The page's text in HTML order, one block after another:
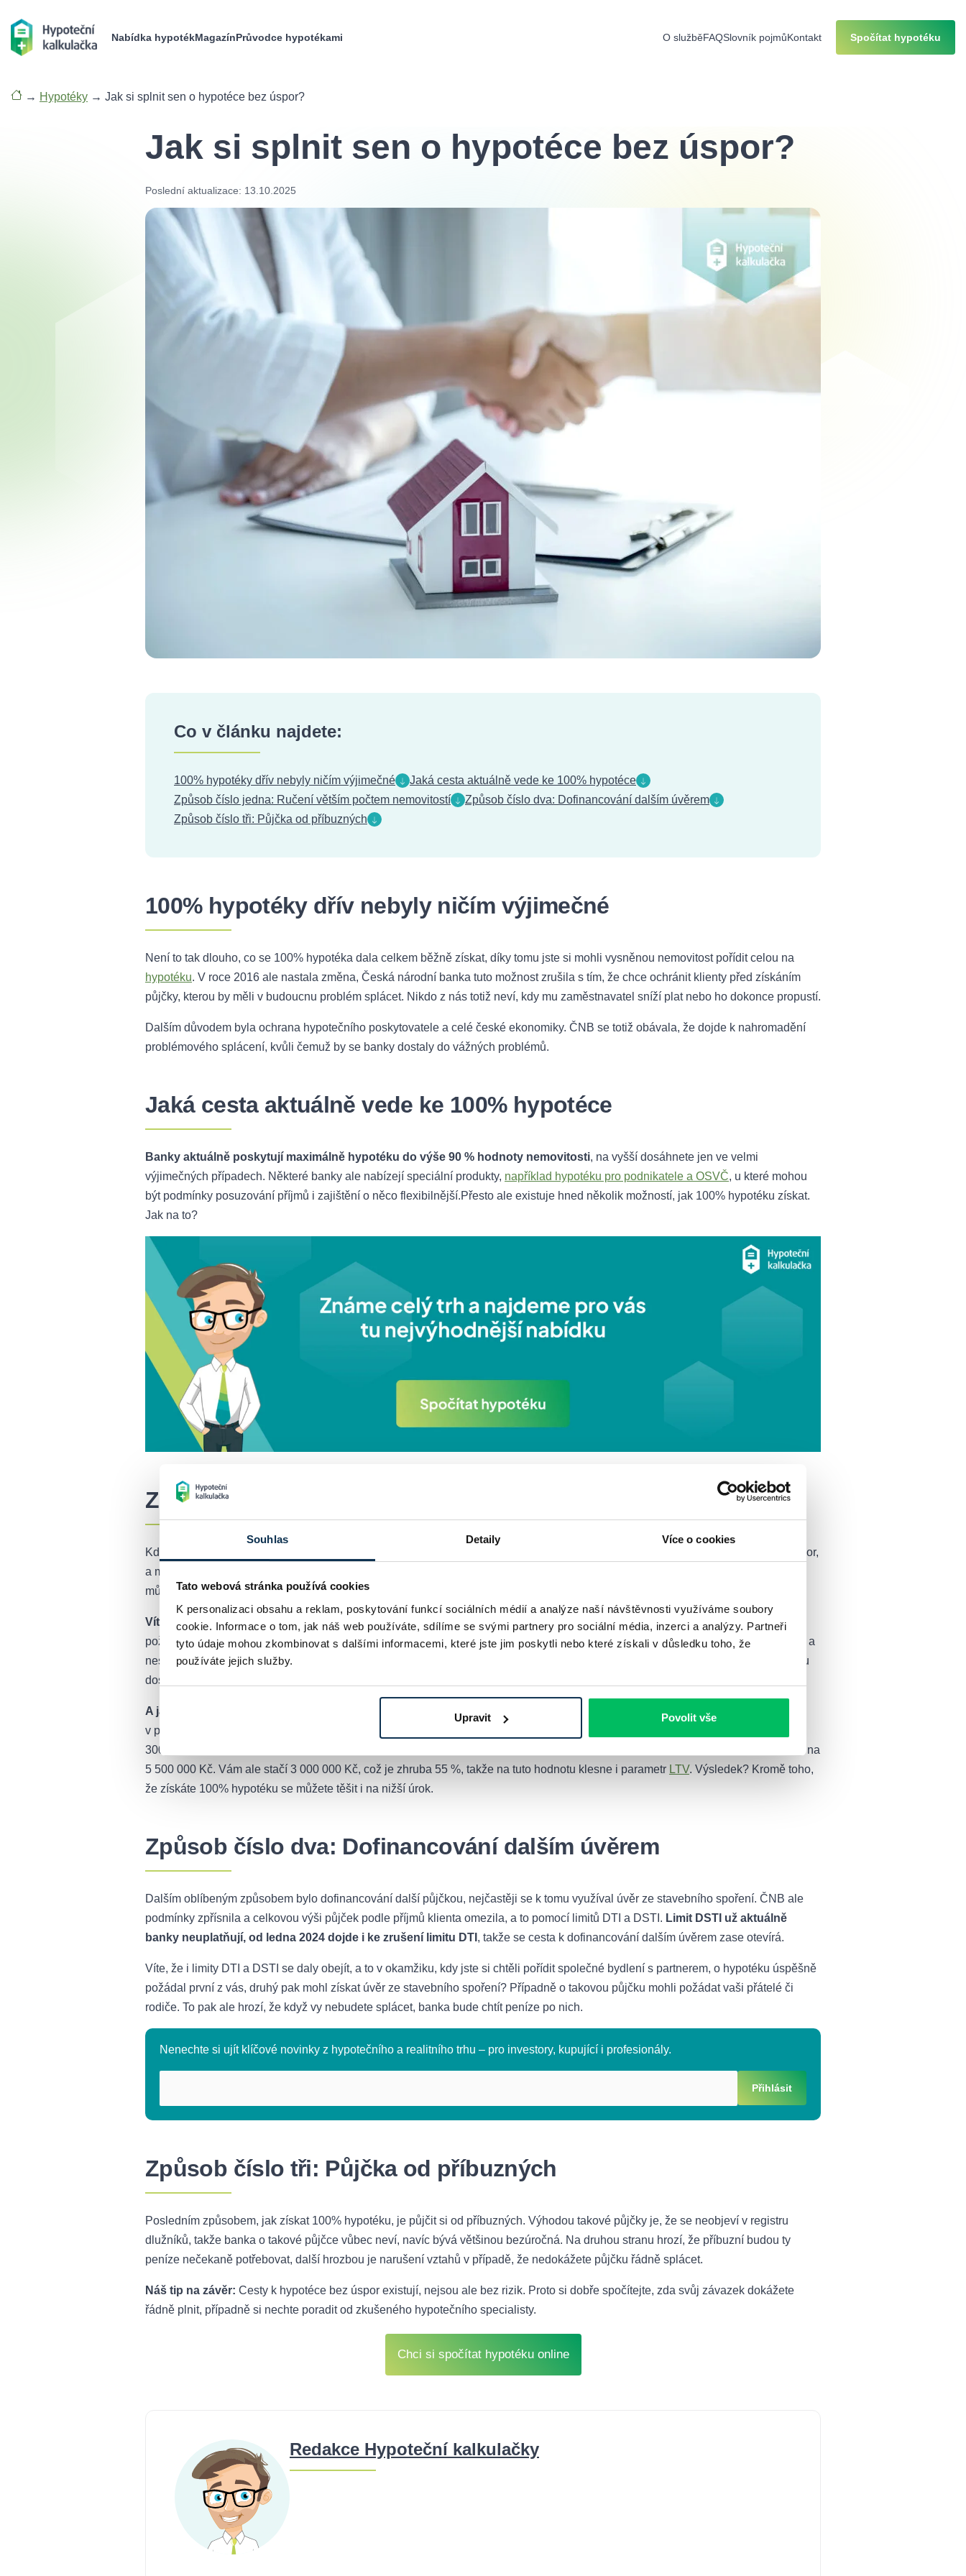
Souhlas Detaily Více o cookies
Tato webová stránka používá cookies
K personalizaci obsahu a reklam, poskytování funkcí sociálních médií a analýze naší návštěvnosti využíváme soubory
cookie. Informace o tom, jak náš web používáte, sdílíme se svými partnery pro sociální média, inzerci a analýzy. Partneři
tyto údaje mohou zkombinovat s dalšími informacemi, které jste jim poskytli nebo které získali v důsledku toho, že
používáte jejich služby.
Upravit Povolit vše
Nabídka hypotékMagazínPrůvodce hypotékami O služběFAQSlovník pojmůKontakt Spočítat hypotéku
→ Hypotéky → Jak si splnit sen o hypotéce bez úspor?
Jak si splnit sen o hypotéce bez úspor?
Poslední aktualizace: 13.10.2025
Co v článku najdete:
100% hypotéky dřív nebyly ničím výjimečné
Jaká cesta aktuálně vede ke 100% hypotéce
Způsob číslo jedna: Ručení větším počtem nemovitostí
Způsob číslo dva: Dofinancování dalším úvěrem
Způsob číslo tři: Půjčka od příbuzných
100% hypotéky dřív nebyly ničím výjimečné
Není to tak dlouho, co se 100% hypotéka dala celkem běžně získat, díky tomu jste si mohli vysněnou nemovitost pořídit celou na
hypotéku. V roce 2016 ale nastala změna, Česká národní banka tuto možnost zrušila s tím, že chce ochránit klienty před získáním
půjčky, kterou by měli v budoucnu problém splácet. Nikdo z nás totiž neví, kdy mu zaměstnavatel sníží plat nebo ho dokonce propustí.
Dalším důvodem byla ochrana hypotečního poskytovatele a celé české ekonomiky. ČNB se totiž obávala, že dojde k nahromadění
problémového splácení, kvůli čemuž by se banky dostaly do vážných problémů.
Jaká cesta aktuálně vede ke 100% hypotéce
Banky aktuálně poskytují maximálně hypotéku do výše 90 % hodnoty nemovitosti, na vyšší dosáhnete jen ve velmi
výjimečných případech. Některé banky ale nabízejí speciální produkty, například hypotéku pro podnikatele a OSVČ, u které mohou
být podmínky posuzování příjmů i zajištění o něco flexibilnější.Přesto ale existuje hned několik možností, jak 100% hypotéku získat.
Jak na to?
Způsob číslo jedna: Ručení větším počtem nemovitostí
Když žádáme o hypotéku, ručíme vesměs nemovitostí, na kterou si hypotéku bereme. Pokud chcete zkusit získat hypotéku bez úspor,
a máte tu možnost, pak přidejte do zástavy další jednu nebo víc nemovitostí. Zvýší se tak hodnota zástavy a banka vám díky tomu
může nabídnout finance na celou nemovitost.
Víte, ženutně nemusí jít o další nemovitost ve vašem vlastnictví? Tu na začátku produktivního věku má jen málokdo, cestou pak je
požádat například rodiče, zda svolí a zaručí se svým bytem či domem. Dobře tento krok ale zvažte, pokud byste se dostali do potíží a
nespláceli svůj závazek, pak o bydlení mohou přijít právě i vaši rodiče. Aby se tak nestalo, je potřeba mít v takovou chvíli splacenou
dostatečně velkou částku, aby na ručení stačil jen váš byt nebo dům, druhou nemovitost pak z ručení tzv. vyvážete.
A jak to funguje v praxi?
Představte si, že potřebujete financovat pořízení nemovitosti v hodnotě 3 000 000 Kč. Banka vám
v případě, že budete ručit pořizovanou nemovitostí, nabídne hypoteční úvěr maximálně ve výši 2 700 000 Kč. Kde vzít zbývajících
300 000 Kč, které nemáte? Pokud budete ručit i další nemovitostí, tentokrát např. v hodnotě 2 500 000 kč, hodnota zástavy naroste na
5 500 000 Kč. Vám ale stačí 3 000 000 Kč, což je zhruba 55 %, takže na tuto hodnotu klesne i parametr LTV. Výsledek? Kromě toho,
že získáte 100% hypotéku se můžete těšit i na nižší úrok.
Způsob číslo dva: Dofinancování dalším úvěrem
Dalším oblíbeným způsobem bylo dofinancování další půjčkou, nejčastěji se k tomu využíval úvěr ze stavebního spoření. ČNB ale
podmínky zpřísnila a celkovou výši půjček podle příjmů klienta omezila, a to pomocí limitů DTI a DSTI. Limit DSTI už aktuálně
banky neuplatňují, od ledna 2024 dojde i ke zrušení limitu DTI , takže se cesta k dofinancování dalším úvěrem zase otevírá.
Víte, že i limity DTI a DSTI se daly obejít, a to v okamžiku, kdy jste si chtěli pořídit společné bydlení s partnerem, o hypotéku úspěšně
požádal první z vás, druhý pak mohl získat úvěr ze stavebního spoření? Případně o takovou půjčku mohli požádat vaši přátelé či
rodiče. To pak ale hrozí, že když vy nebudete splácet, banka bude chtít peníze po nich.
Nenechte si ujít klíčové novinky z hypotečního a realitního trhu – pro investory, kupující i profesionály.
Přihlásit
Způsob číslo tři: Půjčka od příbuzných
Posledním způsobem, jak získat 100% hypotéku, je půjčit si od příbuzných. Výhodou takové půjčky je, že se neobjeví v registru
dlužníků, takže banka o takové půjčce vůbec neví, navíc bývá většinou bezúročná. Na druhou stranu hrozí, že příbuzní budou ty
peníze nečekaně potřebovat, další hrozbou je narušení vztahů v případě, že nedokážete půjčku řádně splácet.
Náš tip na závěr: Cesty k hypotéce bez úspor existují, nejsou ale bez rizik. Proto si dobře spočítejte, zda svůj závazek dokážete
řádně plnit, případně si nechte poradit od zkušeného hypotečního specialisty.
Chci si spočítat hypotéku online
Redakce Hypoteční kalkulačky